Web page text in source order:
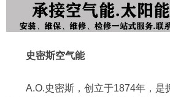
史密斯空气能
A.O.史密斯，创立于1874年，是